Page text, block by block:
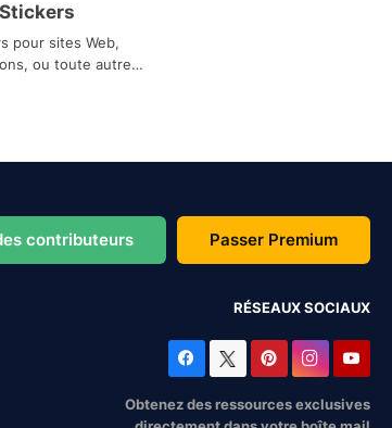
Stickers
pour sites Web,
ou toute autre
contributeurs Passer Premium
RÉSEAUX SOCIAUX
Obtenez des ressources exclusives